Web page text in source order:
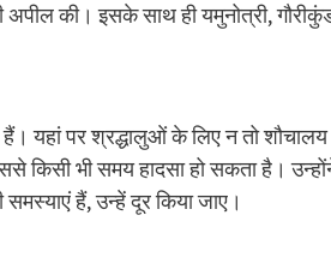
की। इसके साथ ही यमुनोत्री,
यहां पर श्रद्धालुओं के लिए न तो शौचालय
किसी भी समय हादसा हो सकता है।
हैं, उन्हें दूर किया जाए।